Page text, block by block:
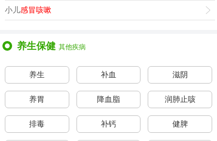
小儿感冒咳嗽
养生保健 其他疾病
养生 补血 滋阴
养胃 降血脂 润肺止咳
排毒 补钙 健脾